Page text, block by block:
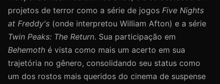
projetos de terror como a série de jogos Five Nights
at Freddy's (onde interpretou William Afton) e a série
Twin Peaks: The Return. Sua participação em
Behemoth é vista como mais um acerto em sua
trajetória no gênero, consolidando seu status como
um dos rostos mais queridos do cinema de suspense